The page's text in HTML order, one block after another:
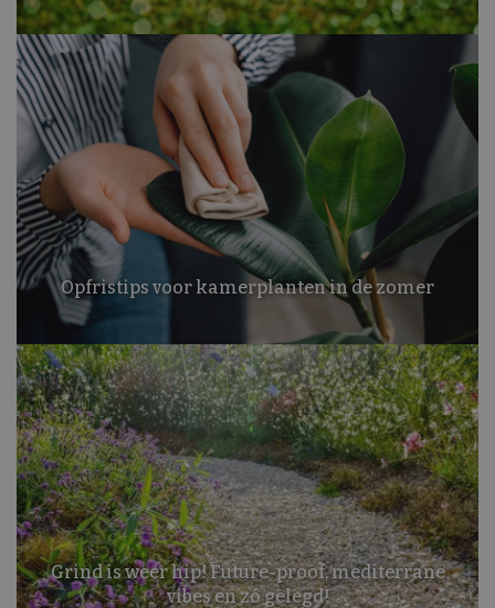
Opfristips voor kamerplanten in de zomer
Grind is weer hip! Future-proof, mediterrane
vibes en zó gelegd!